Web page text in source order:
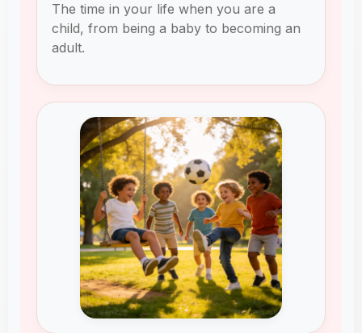
The time in your life when you are a
child, from being a baby to becoming an
adult.